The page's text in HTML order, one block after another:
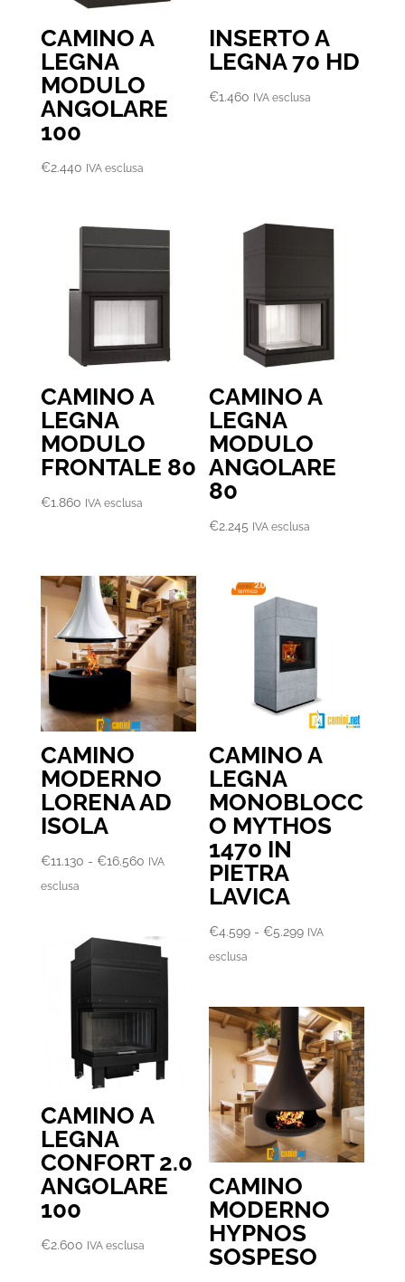
CAMINO A
LEGNA
MODULO
ANGOLARE
100
€2.440 IVA esclusa
INSERTO A
LEGNA 70 HD
€1.460 IVA esclusa
CAMINO A
LEGNA
MODULO
FRONTALE 80
€1.860 IVA esclusa
CAMINO A
LEGNA
MODULO
ANGOLARE
80
€2.245 IVA esclusa
CAMINO
MODERNO
LORENA AD
ISOLA
€11.130 - €16.560Fascia
€11.130
€16.560
IVA
esclusa
CAMINO A
LEGNA
MONOBLOCC
O MYTHOS
1470 IN
PIETRA
LAVICA
€4.599 - €5.299Fascia
€4.599
a
€5.299
IVA
esclusa
CAMINO A
LEGNA
CONFORT 2.0
ANGOLARE
100
€2.600 IVA esclusa
CAMINO
MODERNO
HYPNOS
SOSPESO